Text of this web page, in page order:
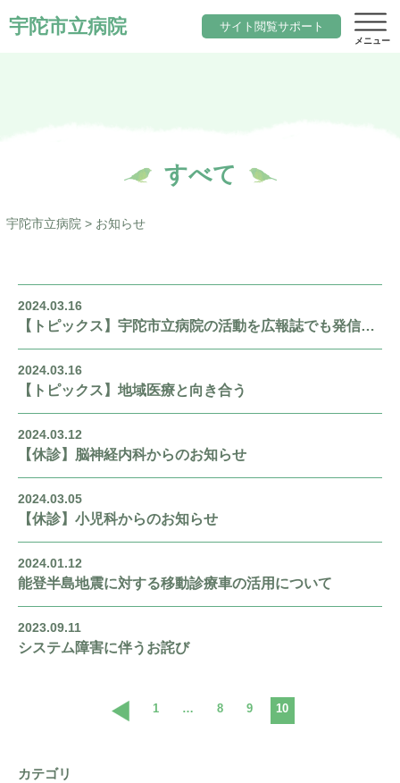
文字サイズ
色変更
当院の特徴
総合診療科（院内標ぼう）
脳神経内科
外科
整形外科
耳鼻咽喉科
眼科
「ウェルネスシティ宇陀市」構想
地域包括ケアシステム
移動診療車（うだモバイルクリニック
UMC）
アクセス
サイトマップ
宇陀市立病院 サイト閲覧サポート
すべて
宇陀市立病院 > お知らせ
カテゴリ
2024.03.16
【トピックス】宇陀市立病院の活動を広報誌でも発信しています
2024.03.16
【トピックス】地域医療と向き合う
2024.03.12
【休診】脳神経内科からのお知らせ
2024.03.05
【休診】小児科からのお知らせ
2024.01.12
能登半島地震に対する移動診療車の活用について
2023.09.11
システム障害に伴うお詫び
1 … 8 9 10